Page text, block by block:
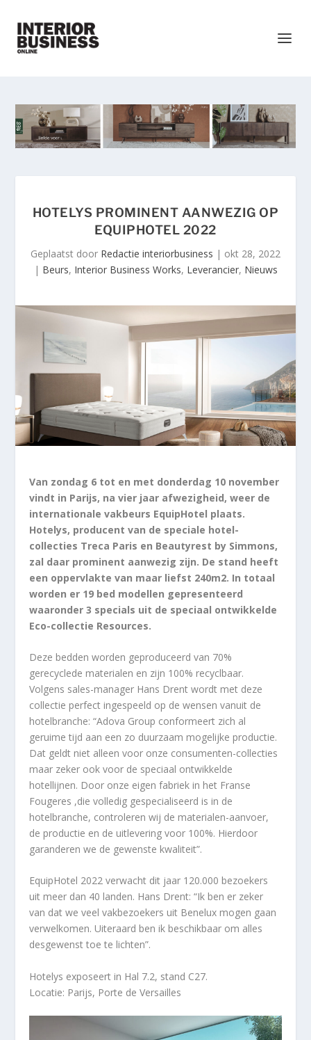
HOTELYS PROMINENT AANWEZIG OP
EQUIPHOTEL 2022
Geplaatst door Redactie interiorbusiness | okt 28, 2022
| Beurs, Interior Business Works, Leverancier, Nieuws
Van zondag 6 tot en met donderdag 10 november
vindt in Parijs, na vier jaar afwezigheid, weer de
internationale vakbeurs EquipHotel plaats.
Hotelys, producent van de speciale hotel-
collecties Treca Paris en Beautyrest by Simmons,
zal daar prominent aanwezig zijn. De stand heeft
een oppervlakte van maar liefst 240m2. In totaal
worden er 19 bed modellen gepresenteerd
waaronder 3 specials uit de speciaal ontwikkelde
Eco-collectie Resources.
Deze bedden worden geproduceerd van 70%
gerecyclede materialen en zijn 100% recyclbaar.
Volgens sales-manager Hans Drent wordt met deze
collectie perfect ingespeeld op de wensen vanuit de
hotelbranche: “Adova Group conformeert zich al
geruime tijd aan een zo duurzaam mogelijke productie.
Dat geldt niet alleen voor onze consumenten-collecties
maar zeker ook voor de speciaal ontwikkelde
hotellijnen. Door onze eigen fabriek in het Franse
Fougeres ,die volledig gespecialiseerd is in de
hotelbranche, controleren wij de materialen-aanvoer,
de productie en de uitlevering voor 100%. Hierdoor
garanderen we de gewenste kwaliteit”.
EquipHotel 2022 verwacht dit jaar 120.000 bezoekers
uit meer dan 40 landen. Hans Drent: “Ik ben er zeker
van dat we veel vakbezoekers uit Benelux mogen gaan
verwelkomen. Uiteraard ben ik beschikbaar om alles
desgewenst toe te lichten”.
Hotelys exposeert in Hal 7.2, stand C27.
Locatie: Parijs, Porte de Versailles